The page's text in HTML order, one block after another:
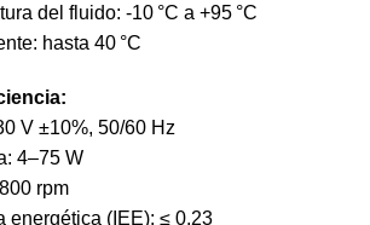
del fluido: -10 °C a +95 °C
hasta 40 °C
V ±10%, 50/60 Hz
4–75 W
rpm
energética (IEE): ≤ 0,23